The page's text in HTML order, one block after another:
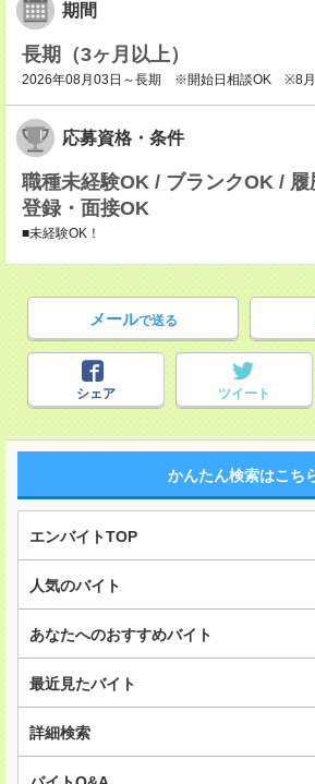
期間
長期（3ヶ月以上）
2026年08月03日～長期 ※開始日相談OK ※8月
応募資格・条件
職種未経験OK / ブランクOK /
登録・面接OK
■未経験OK！
メールで送る
シェア ツイート
かんたん検索はこち
エンバイトTOP
人気のバイト
あなたへのおすすめバイト
最近見たバイト
詳細検索